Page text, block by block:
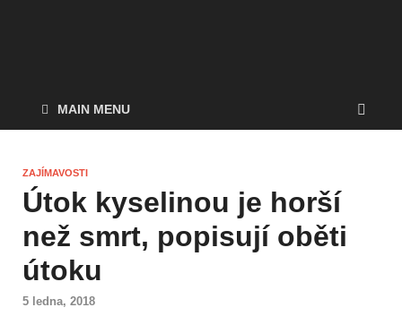
MAIN MENU
ZAJÍMAVOSTI
Útok kyselinou je horší
než smrt, popisují oběti
útoku
5 ledna, 2018